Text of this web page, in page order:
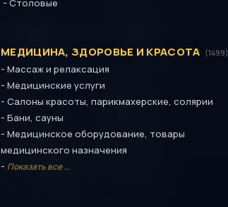
Столовые
МЕДИЦИНА, ЗДОРОВЬЕ И КРАСОТА (1499)
- Массаж и релаксация
- Медицинские услуги
- Салоны красоты, парикмахерские, солярии
- Бани, сауны
- Медицинское оборудование, товары
медицинского назначения
- Показать все ...